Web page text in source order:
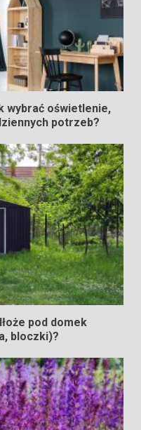
wybrać oświetlenie,
potrzeb?
pod domek
bloczki)?